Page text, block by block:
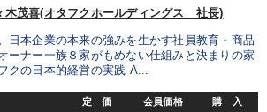
木茂喜(オタフクホールディングス 社長)
日本企業の本来の強みを生かす社員教育・商品
ーナー一族８家がもめない仕組みと決まりの家
クの日本的経営の実践 A...
定 価 会員価格 購 入